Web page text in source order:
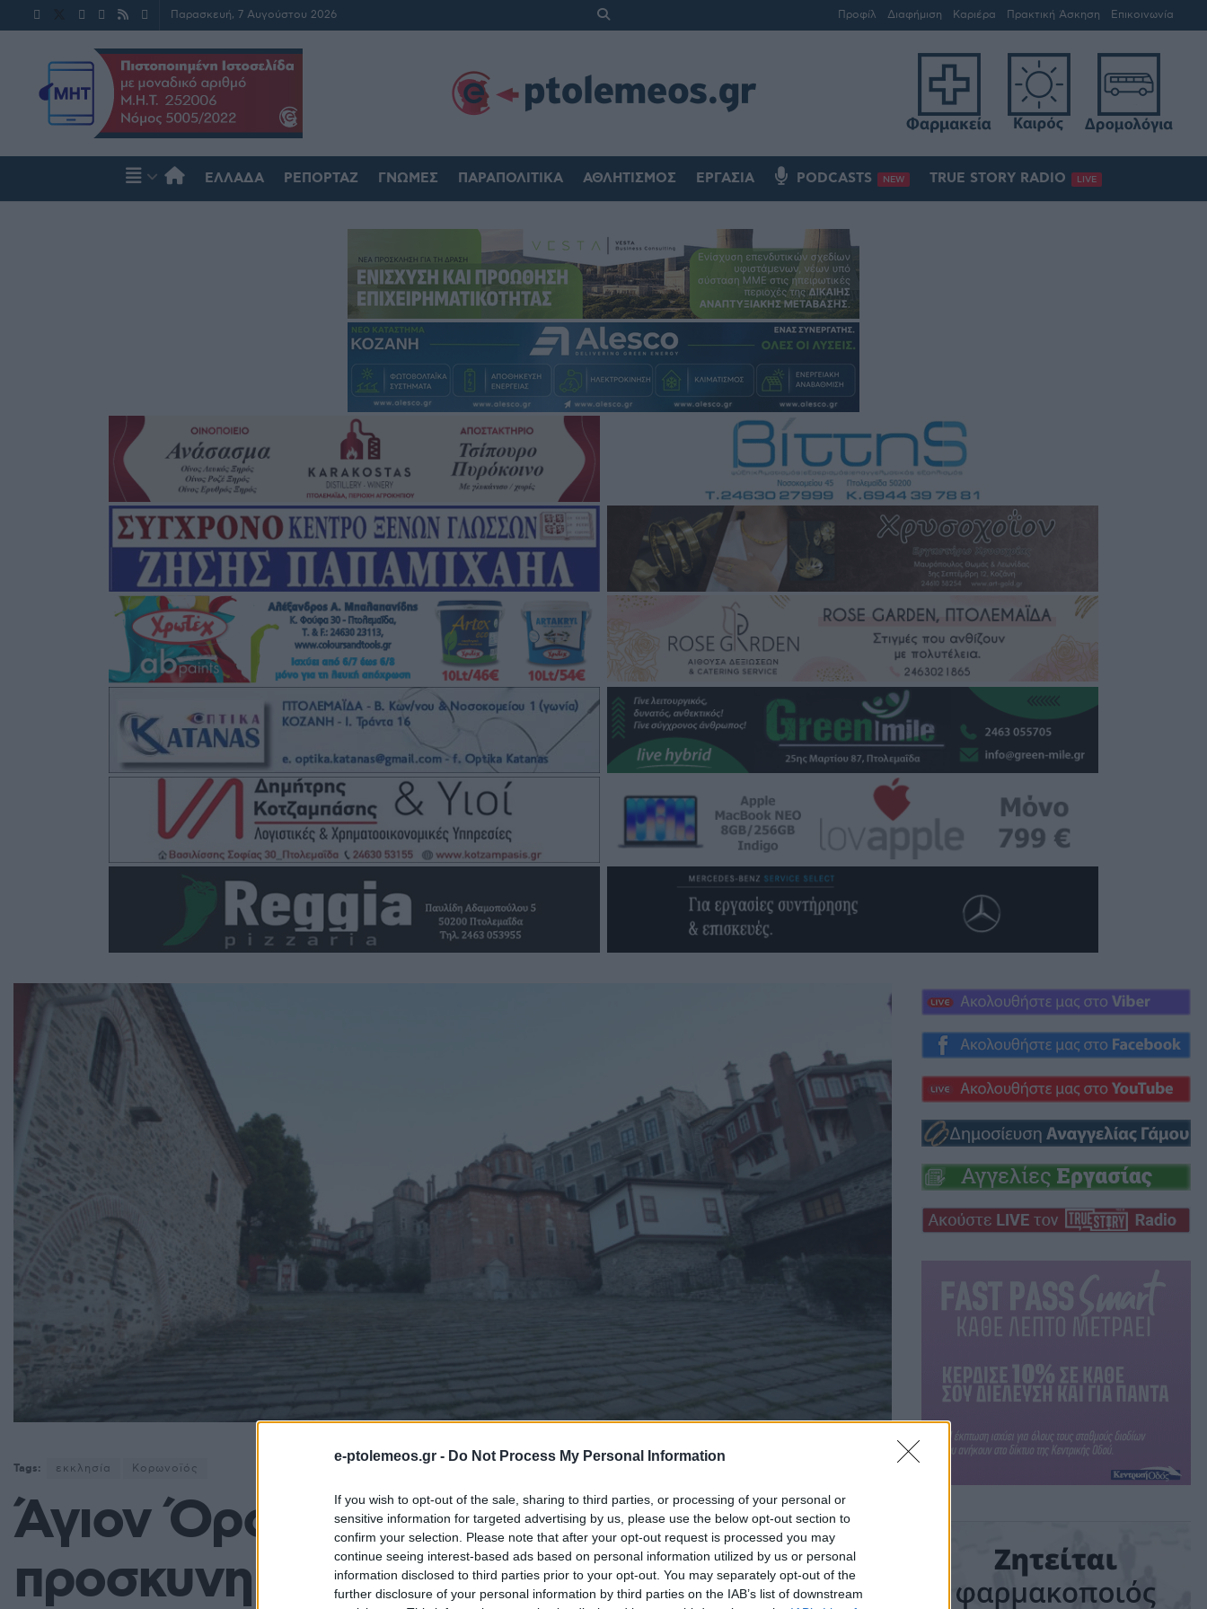
e-ptolemeos.gr - Do Not Process My Personal Information
If you wish to opt-out of the sale, sharing to third parties, or processing of your personal or
sensitive information for targeted advertising by us, please use the below opt-out section to
confirm your selection. Please note that after your opt-out request is processed you may
continue seeing interest-based ads based on personal information utilized by us or personal
information disclosed to third parties prior to your opt-out. You may separately opt-out of the
further disclosure of your personal information by third parties on the IAB’s list of downstream
Παρασκευή, 7 Αυγούστου 2026 Προφίλ Διαφήμιση Καριέρα Πρακτική Άσκηση Επικοινωνία
ΕΛΛΆΔΑ ΡΕΠΟΡΤΆΖ ΓΝΏΜΕΣ ΠΑΡΑΠΟΛΙΤΙΚΆ ΑΘΛΗΤΙΣΜΌΣ ΕΡΓΑΣΊΑ PODCASTS NEW TRUE STORY RADIO LIVE
Tags: εκκλησία Κορωνοϊός
Άγιον Όρος: Απαγορεύτηκαν οι
προσκυνηματικές επισκέψεις ως το